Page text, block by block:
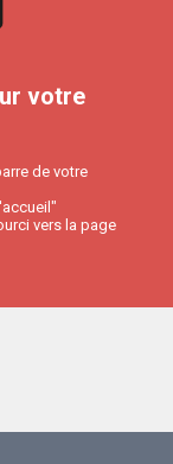
votre
de votre
vers la page